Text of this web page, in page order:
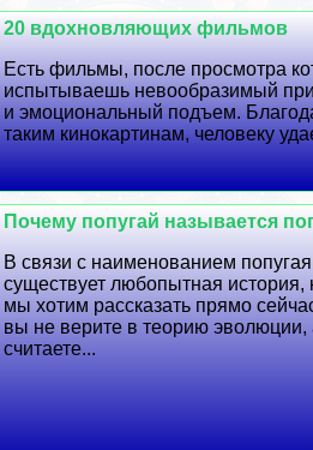
20 вдохновляющих фильмов
Есть фильмы, после просмотра
испытываешь невообразимый
и эмоциональный подъем.
таким кинокартинам, человеку
Почему попугай называется
В связи с наименованием попугая
существует любопытная история,
мы хотим рассказать прямо
вы не верите в теорию эволюции,
считаете...